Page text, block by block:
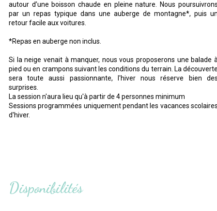
autour d’une boisson chaude en pleine nature. Nous
par un repas typique dans une auberge de montagne*, puis
retour facile aux voitures.
*Repas en auberge non inclus.
Si la neige venait à manquer, nous vous proposerons une balade
pied ou en crampons suivant les conditions du terrain. La
sera toute aussi passionnante, l'hiver nous réserve bien
surprises.
La session n'aura lieu qu'à partir de 4 personnes minimum
Sessions programmées uniquement pendant les vacances
d'hiver.
Disponibilités